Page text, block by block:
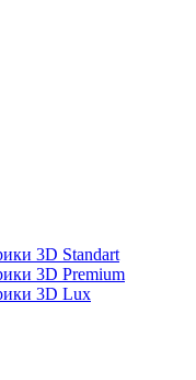
3D Standart
3D Premium
3D Lux